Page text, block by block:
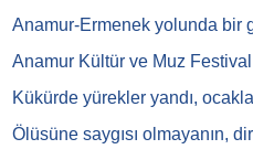
Anamur-Ermenek yolunda bir
Anamur Kültür ve Muz
Kükürde yürekler yandı,
Ölüsüne saygısı olmayanın,